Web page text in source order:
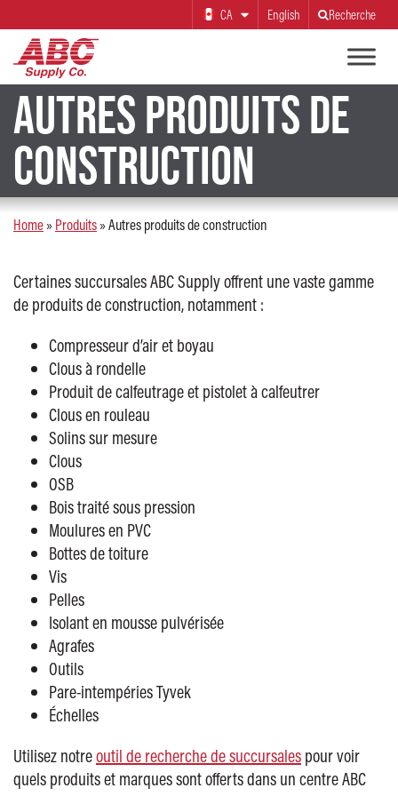
English
CA Recherche
AUTRES PRODUITS DE
CONSTRUCTION
Home» Produits»Autres produits de construction
Certaines succursales ABC Supply offrent une vaste gamme
de produits de construction, notamment :
Compresseur d’air et boyau
Clous à rondelle
Produit de calfeutrage et pistolet à calfeutrer
Clous en rouleau
Solins sur mesure
Clous
OSB
Bois traité sous pression
Moulures en PVC
Bottes de toiture
Vis
Pelles
Isolant en mousse pulvérisée
Agrafes
Outils
Pare-intempéries Tyvek
Échelles
Utilisez notreoutil de recherche de succursales pour voir
quels produits et marques sont offerts dans un centre ABC